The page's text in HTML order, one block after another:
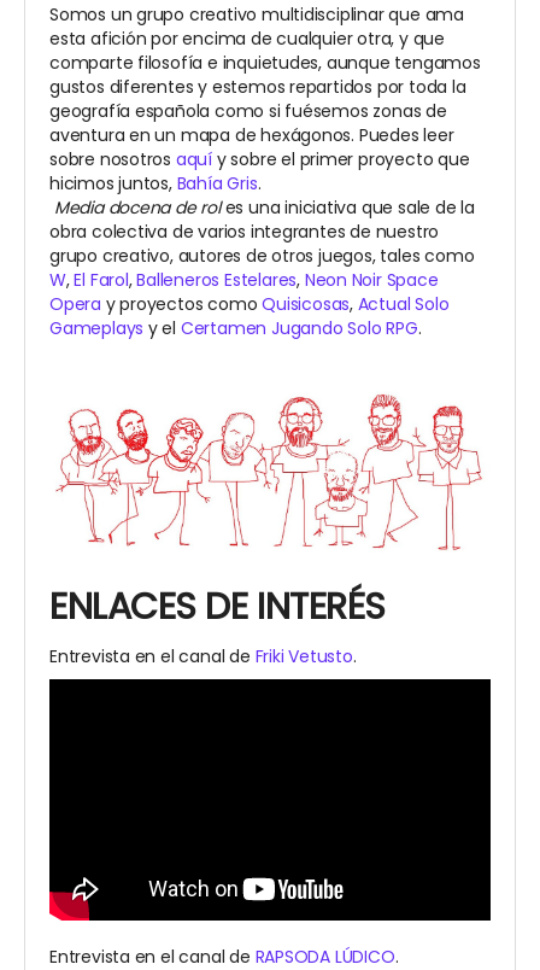
Somos un grupo creativo multidisciplinar que ama
esta afición por encima de cualquier otra, y que
comparte filosofía e inquietudes, aunque tengamos
gustos diferentes y estemos repartidos por toda la
geografía española como si fuésemos zonas de
aventura en un mapa de hexágonos. Puedes leer
sobre nosotros aquí y sobre el primer proyecto que
hicimos juntos, Bahía Gris.
Media docena de roles una iniciativa que sale de la
obra colectiva de varios integrantes de nuestro
grupo creativo, autores de otros juegos, tales como
W,El Farol,Balleneros Estelares, Neon Noir Space
Opera y proyectos comoQuisicosas, Actual Solo
Gameplays y el Certamen Jugando Solo RPG.
ENLACES DE INTERÉS
Entrevista en el canal de Friki Vetusto.
Entrevista en el canal de RAPSODA LÚDICO.